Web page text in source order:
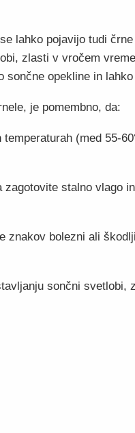
lahko pojavijo tudi
zlasti v vročem
sončne opekline in
je pomembno, da:
(med 55-
stalno vlago
znakov bolezni ali
sončni svetlobi,